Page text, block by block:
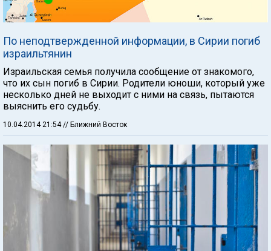
По неподтвержденной информации, в Сирии погиб
израильтянин
Израильская семья получила сообщение от знакомого,
что их сын погиб в Сирии. Родители юноши, который уже
несколько дней не выходит с ними на связь, пытаются
выяснить его судьбу.
10.04.2014 21:54// Ближний Восток